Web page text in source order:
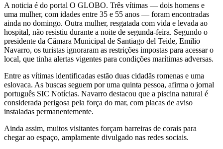
A noticia é do portal O GLOBO. Três vítimas — dois homens e
uma mulher, com idades entre 35 e 55 anos — foram encontradas
ainda no domingo. Outra mulher, resgatada com vida e levada ao
hospital, não resistiu durante a noite de segunda-feira. Segundo o
presidente da Câmara Municipal de Santiago del Teide, Emilio
Navarro, os turistas ignoraram as restrições impostas para acessar o
local, que tinha alertas vigentes para condições marítimas adversas.
Entre as vítimas identificadas estão duas cidadãs romenas e uma
eslovaca. As buscas seguem por uma quinta pessoa, afirma o jornal
português SIC Notícias. Navarro destacou que a piscina natural é
considerada perigosa pela força do mar, com placas de aviso
instaladas permanentemente.
Ainda assim, muitos visitantes forçam barreiras de corais para
chegar ao espaço, amplamente divulgado nas redes sociais.